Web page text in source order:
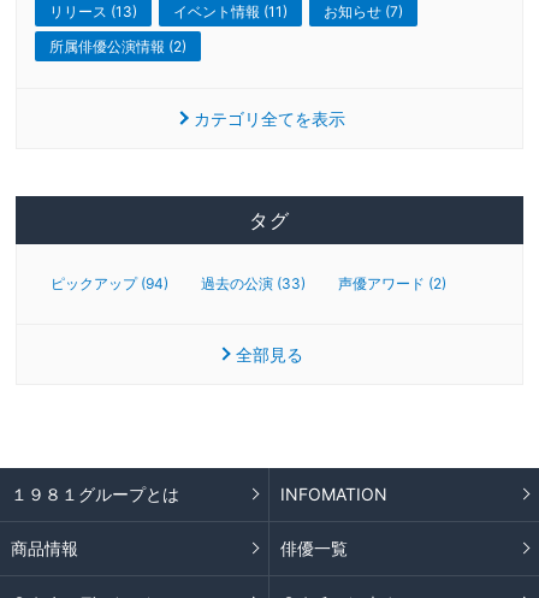
リリース (13)
イベント情報 (11)
お知らせ (7)
所属俳優公演情報 (2)
カテゴリ全てを表示
タグ
ピックアップ (94) 過去の公演 (33) 声優アワード (2)
全部見る
１９８１グループとは INFOMATION
商品情報 俳優一覧